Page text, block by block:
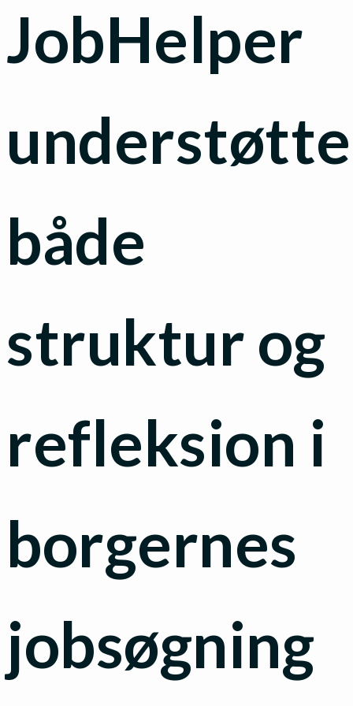
JobHelper
både
struktur og
refleksion i
borgernes
jobsøgning